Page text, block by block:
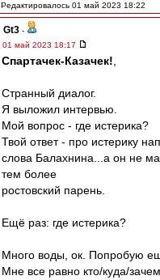
Редактировалось 01 май 2023 18:22
Gt3 -
01 май 2023 18:17
Спартачек-Казачек!
Странный диалог.
Я выложил интервью.
Мой вопрос - где истерика?
Твой ответ - про истерику
слова Балахнина...а он не
тем более
ростовский парень.
Ещё раз: где истерика?
Много воды, ок. Попробую
Мне все равно кто/куда/